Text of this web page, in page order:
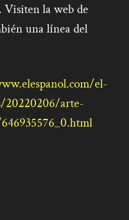
Visiten la web de
una línea del
el-
20220206/arte-